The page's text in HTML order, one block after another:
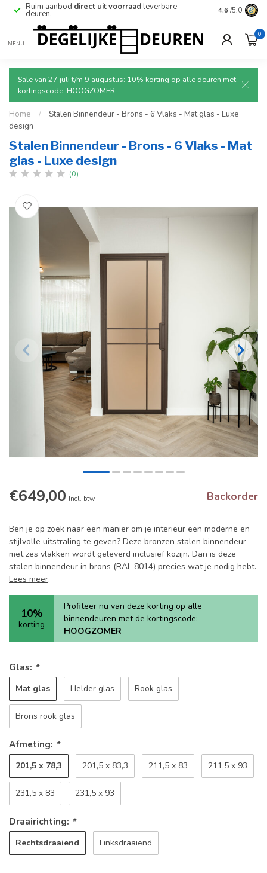
Ruim aanbod direct uit voorraadleverbare
deuren. Betrouwbare
4.6 /5.0
MENU
0
Sale van 27 juli t/m 9 augustus: 10% korting op alle deuren met
kortingscode: HOOGZOMER
Home /
Stalen Binnendeur - Brons - 6 Vlaks - Mat glas - Luxe
design
Stalen Binnendeur - Brons - 6 Vlaks - Mat
glas - Luxe design
(0)
€649,00 Incl. btw Backorder
Ben je op zoek naar een manier om je interieur een moderne en
stijlvolle uitstraling te geven? Deze bronzen stalen binnendeur
met zes vlakken wordt geleverd inclusief kozijn. Dan is deze
stalen binnendeur in brons (RAL 8014) precies wat je nodig hebt.
Lees meer.
10%
korting
Profiteer nu van deze korting op alle
binnendeuren met de kortingscode:
HOOGZOMER
Glas: *
Mat glas Helder glas Rook glas
Brons rook glas
Afmeting: *
201,5 x 78,3 201,5 x 83,3 211,5 x 83 211,5 x 93
231,5 x 83 231,5 x 93
Draairichting: *
Rechtsdraaiend Linksdraaiend